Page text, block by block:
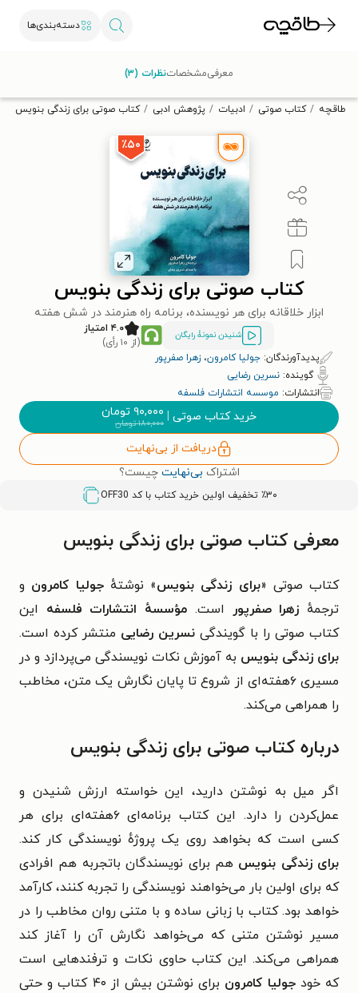
دسته‌بندی‌ها
تخفیف از طاقچه دریافت کن.
طاقچه کتاب صوتی ادبیات پژوهش ادبی کتاب صوتی برای زندگی بنویس
٪۵۰
کتاب صوتی برای زندگی بنویس
ابزار خلاقانه برای هر نویسنده، برنامه راه هنرمند در شش هفته
شنیدن نمونۀ رایگان
۴.۰ امتیاز
(از ۱۰ رأی)
پدیدآورندگان: جولیا کامرون، زهرا صفرپور
گوینده: نسرین رضایی
انتشارات: موسسه انتشارات فلسفه
خرید کتاب صوتی | ۹۰,۰۰۰ تومان
۱۸۰,۰۰۰تومان
دریافت از بی‌نهایت
اشتراک بی‌نهایت چیست؟
٪۳۰ تخفیف اولین خرید کتاب با کد OFF30
معرفیمشخصاتنظرات (۳)
معرفی کتاب صوتی برای زندگی بنویس
کتاب صوتی «برای زندگی بنویس» نوشتهٔجولیا کامرون و
ترجمهٔ زهرا صفرپور است. مؤسسهٔ انتشارات فلسفه این
کتاب صوتی را با گویندگی نسرین رضایی منتشر کرده است.
برای زندگی بنویس به آموزش نکات نویسندگی می‌پردازد و در
مسیری ۶هفته‌ای از شروع تا پایان نگارش یک متن، مخاطب
را همراهی می‌کند.
درباره کتاب صوتی برای زندگی بنویس
اگر میل به نوشتن دارید، این خواسته ارزش شنیدن و
عمل‌کردن را دارد. این کتاب برنامه‌ای ۶هفته‌ای برای هر
کسی است که بخواهد روی یک پروژهٔ نویسندگی کار کند.
برای زندگی بنویس هم برای نویسندگان باتجربه هم افرادی
که برای اولین بار می‌خواهند نویسندگی را تجربه کنند، کارآمد
خواهد بود. کتاب با زبانی ساده و با متنی روان مخاطب را در
مسیر نوشتن متنی که می‌خواهد نگارش آن را آغاز کند
همراهی می‌کند. این کتاب حاوی نکات و ترفندهایی است
که خودجولیا کامرون
برای نوشتن بیش از ۴۰ کتاب و حتی